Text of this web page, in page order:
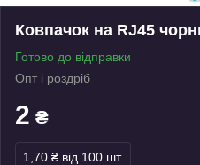
Ковпачок на RJ45
Готово до відправки
Опт і роздріб
2 ₴
1,70 ₴ від 100 шт.